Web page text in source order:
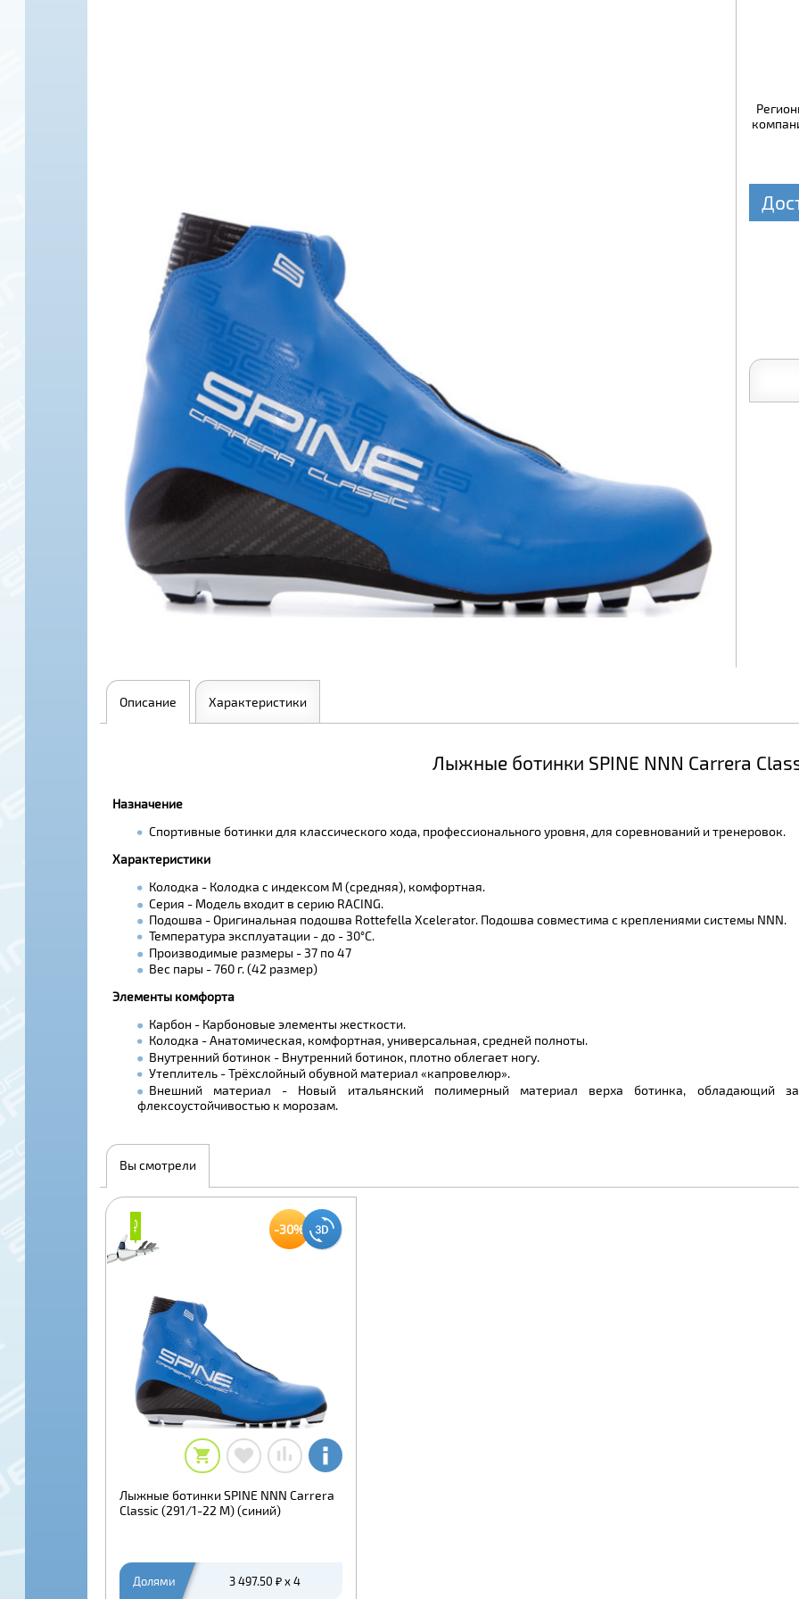
Описание Характеристики
Лыжные ботинки SPINE NNN Carrera
Назначение
Спортивные ботинки для классического хода, профессионального уровня, для соревнований и тренеровок.
Характеристики
Колодка - Колодка с индексом M (средняя), комфортная.
Серия - Модель входит в серию RACING.
Подошва - Оригинальная подошва Rottefella Xcelerator. Подошва совместима с креплениями системы NNN.
Температура эксплуатации - до - 30°С.
Производимые размеры - 37 по 47
Вес пары - 760 г. (42 размер)
Элементы комфорта
Карбон - Карбоновые элементы жесткости.
Колодка - Анатомическая, комфортная, универсальная, средней полноты.
Внутренний ботинок - Внутренний ботинок, плотно облегает ногу.
Утеплитель - Трёхслойный обувной материал «капровелюр».
Внешний материал - Новый итальянский полимерный материал верха ботинка, обладающий
флексоустойчивостью к морозам.
Вы смотрели
₽₽
Лыжные ботинки SPINE NNN Carrera
Classic (291/1-22 M) (синий)
Долями 3 497.50 ₽ x 4
-30%